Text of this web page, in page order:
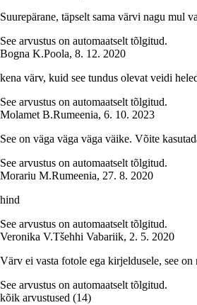
Suurepärane, täpselt sama värvi nagu mul
See arvustus on automaatselt tõlgitud.
Bogna K.Poola, 8. 12. 2020
kena värv, kuid see tundus olevat veidi
See arvustus on automaatselt tõlgitud.
Molamet B.Rumeenia, 6. 10. 2023
See on väga väga väga väike. Võite
See arvustus on automaatselt tõlgitud.
Morariu M.Rumeenia, 27. 8. 2020
hind
See arvustus on automaatselt tõlgitud.
Veronika V.Tšehhi Vabariik, 2. 5. 2020
Värv ei vasta fotole ega kirjeldusele, see
See arvustus on automaatselt tõlgitud.
kõik arvustused (14)